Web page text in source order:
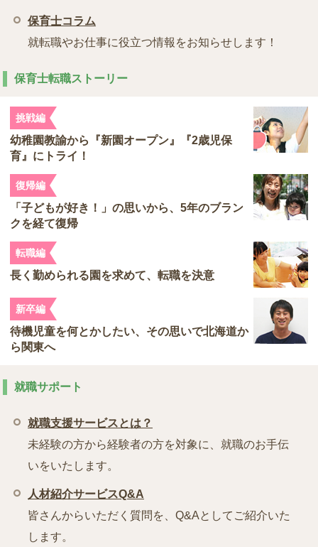
保育士コラム
就転職やお仕事に役立つ情報をお知らせします！
保育士転職ストーリー
挑戦編
幼稚園教諭から『新園オープン』『2歳児保
育』にトライ！
復帰編
「子どもが好き！」の思いから、5年のブラン
クを経て復帰
転職編
長く勤められる園を求めて、転職を決意
新卒編
待機児童を何とかしたい、その思いで北海道か
ら関東へ
就職サポート
就職支援サービスとは？
未経験の方から経験者の方を対象に、就職のお手伝
いをいたします。
人材紹介サービスQ&A
皆さんからいただく質問を、Q&Aとしてご紹介いた
します。